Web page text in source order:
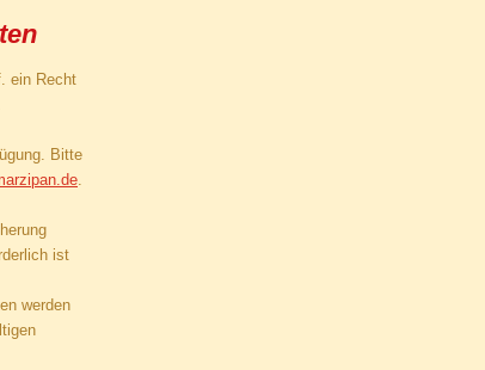
ein Recht
Bitte
.
ist
werden